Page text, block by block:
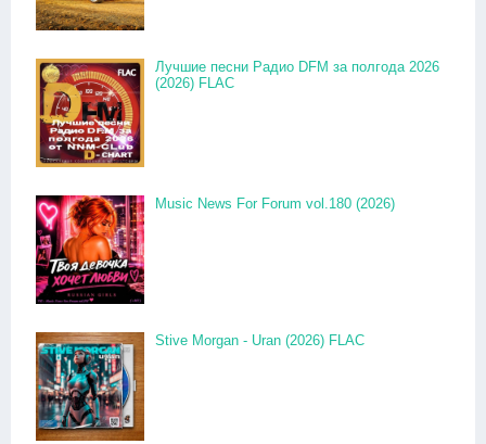
Лучшие песни Радио DFM за полгода 2026
(2026) FLAC
Music News For Forum vol.180 (2026)
Stive Morgan - Uran (2026) FLAC